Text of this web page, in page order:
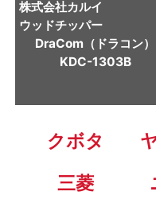
株式会社カルイ
ウッドチッパー
DraCom（ドラコン）
KDC-1303B
クボタ
三菱